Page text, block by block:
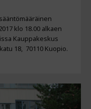
klo 18.00 alkaen
Kauppakeskus
18, 70110 Kuopio.